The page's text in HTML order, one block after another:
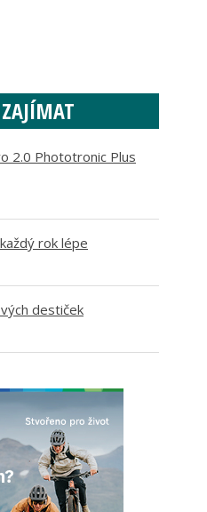
2.0 Phototronic Plus
rok lépe
destiček